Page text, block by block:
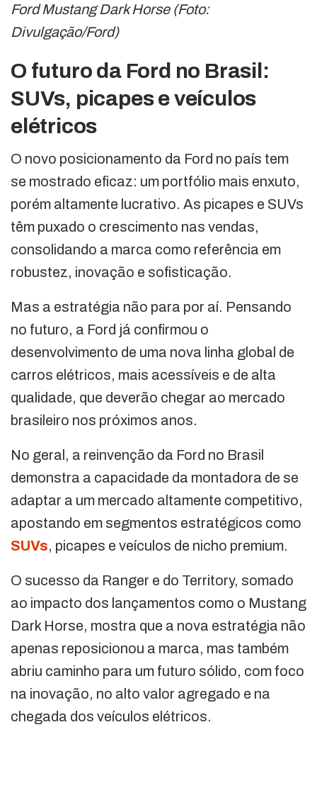
Ford Mustang Dark Horse (Foto:
Divulgação/Ford)
O futuro da Ford no Brasil:
SUVs, picapes e veículos
elétricos
O novo posicionamento da Ford no país tem
se mostrado eficaz: um portfólio mais enxuto,
porém altamente lucrativo. As picapes e SUVs
têm puxado o crescimento nas vendas,
consolidando a marca como referência em
robustez, inovação e sofisticação.
Mas a estratégia não para por aí. Pensando
no futuro, a Ford já confirmou o
desenvolvimento de uma nova linha global de
carros elétricos, mais acessíveis e de alta
qualidade, que deverão chegar ao mercado
brasileiro nos próximos anos.
No geral, a reinvenção da Ford no Brasil
demonstra a capacidade da montadora de se
adaptar a um mercado altamente competitivo,
apostando em segmentos estratégicos como
SUVs, picapes e veículos de nicho premium.
O sucesso da Ranger e do Territory, somado
ao impacto dos lançamentos como o Mustang
Dark Horse, mostra que a nova estratégia não
apenas reposicionou a marca, mas também
abriu caminho para um futuro sólido, com foco
na inovação, no alto valor agregado e na
chegada dos veículos elétricos.